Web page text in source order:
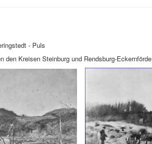
- Puls
den Kreisen Steinburg und Rendsburg-Eckernförde